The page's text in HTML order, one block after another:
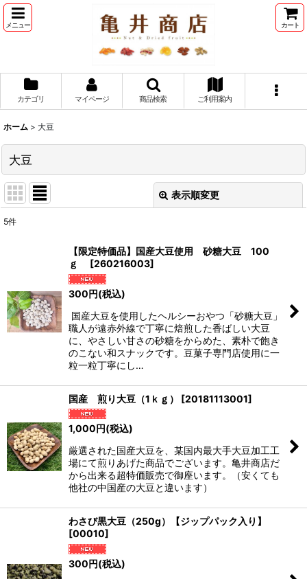
メニュー カート
カテゴリ マイページ 商品検索 ご利用案内
ホーム > 大豆
大豆
表示順変更
5件
【限定特価品】国産大豆使用 砂糖大豆 100
ｇ
[260216003]
300円(税込)
国産大豆を使用したヘルシーおやつ「砂糖大豆」
職人が遠赤外線で丁寧に焙煎した香ばしい大豆
に、やさしい甘さの砂糖をからめた、素朴で飽き
のこない和スナックです。豆菓子専門店使用に一
粒一粒丁寧にし…
国産 煎り大豆（1ｋｇ） [20181113001]
1,000 円(税込)
厳選された国産大豆を、某国内最大手大豆加工工
場にて煎りあげた商品でございます。亀井商店だ
から出来る超特価販売で御座います。（安くても
他社の中国産の大豆と違います）
わさび黒大豆（250g）【ジップパック入り】
[00010]
300円(税込)